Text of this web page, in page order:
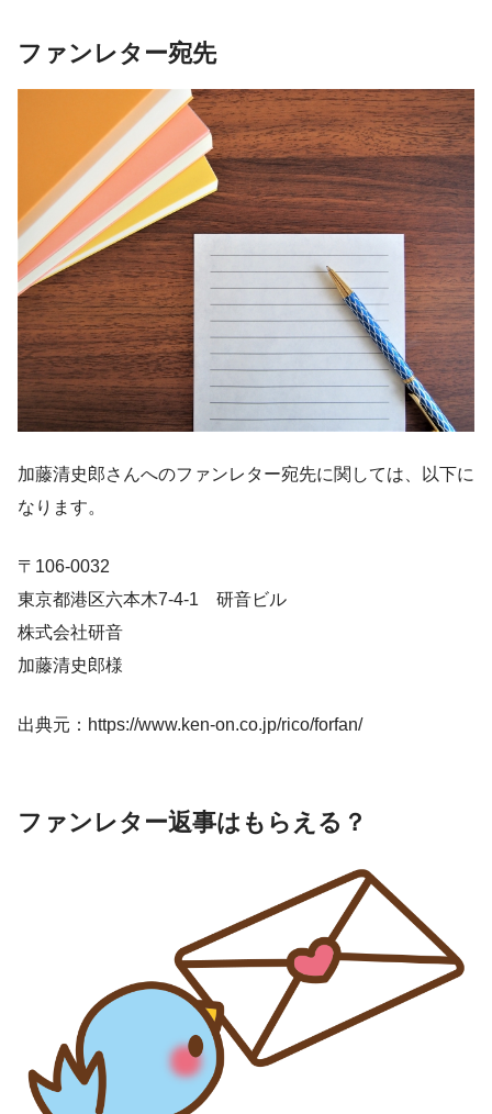
ファンレター宛先
加藤清史郎さんへのファンレター宛先に関しては、以下に
なります。
〒106-0032
東京都港区六本木7-4-1 研音ビル
株式会社研音
加藤清史郎様
出典元：https://www.ken-on.co.jp/rico/forfan/
ファンレター返事はもらえる？